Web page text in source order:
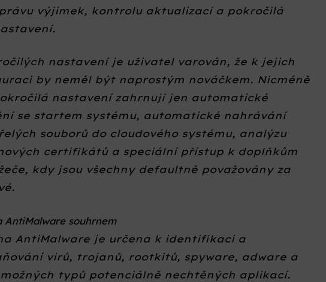
výjimek, kontrolu aktualizací a pokročilá
nastavení je uživatel varován, že k jejich
by neměl být naprostým nováčkem. Nicméně
nastavení zahrnují jen automatické
se startem systému, automatické nahrávání
souborů do cloudového systému, analýzu
certifikátů a speciální přístup k doplňkům
kdy jsou všechny defaultně považovány za
AntiMalware souhrnem
AntiMalware je určena k identifikaci a
virů, trojanů, rootkitů, spyware, adware a
možných typů potenciálně nechtěných aplikací.